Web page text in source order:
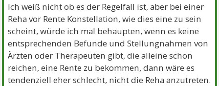
Ich weiß nicht ob es der Regelfall ist, aber bei einer
Reha vor Rente Konstellation, wie dies eine zu sein
scheint, würde ich mal behaupten, wenn es keine
entsprechenden Befunde und Stellungnahmen von
Ärzten oder Therapeuten gibt, die alleine schon
reichen, eine Rente zu bekommen, dann wäre es
tendenziell eher schlecht, nicht die Reha anzutreten.